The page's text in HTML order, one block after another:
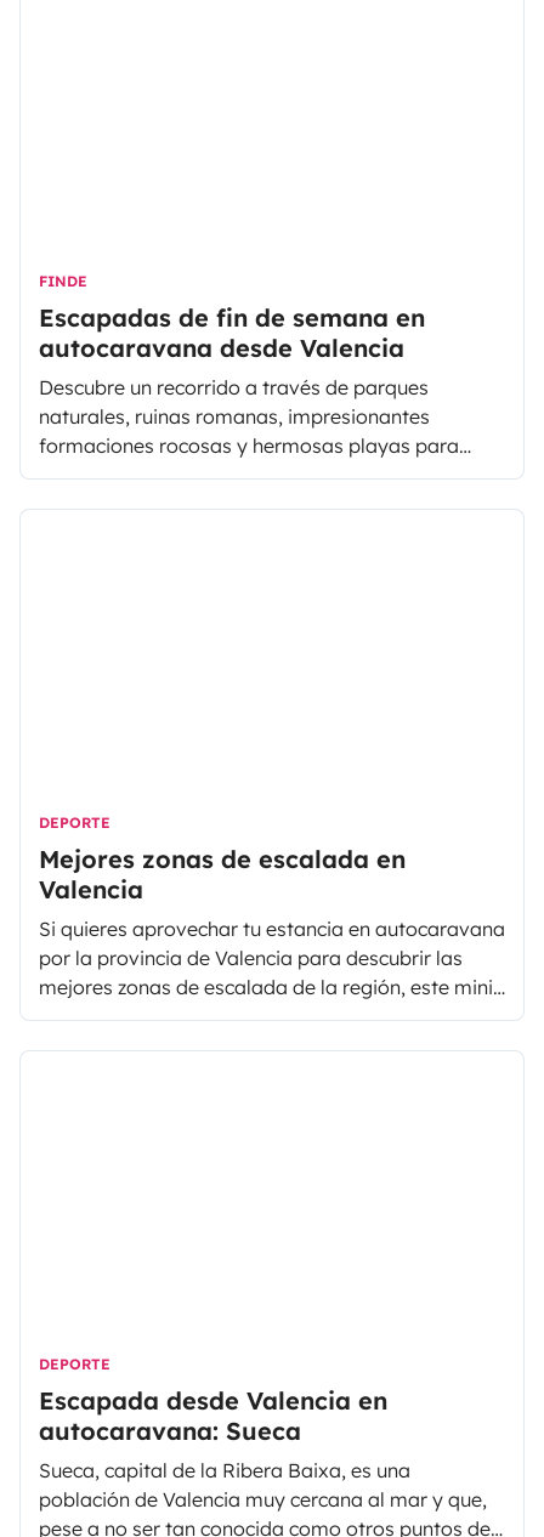
FINDE
Escapadas de fin de semana en
autocaravana desde Valencia
Descubre un recorrido a través de parques
naturales, ruinas romanas, impresionantes
formaciones rocosas y hermosas playas para
incluir en tu próximo itinerario durante un finde en
autocaravana o furgoneta camper desde Valencia.
DEPORTE
Mejores zonas de escalada en
Valencia
Si quieres aprovechar tu estancia en autocaravana
por la provincia de Valencia para descubrir las
mejores zonas de escalada de la región, este mini
guía está perfecto. Descubre los montes y pistas
de la comunidad, y planea tu próximo viaje
DEPORTE
Escapada desde Valencia en
autocaravana: Sueca
Sueca, capital de la Ribera Baixa, es una
población de Valencia muy cercana al mar y que,
pese a no ser tan conocida como otros puntos de